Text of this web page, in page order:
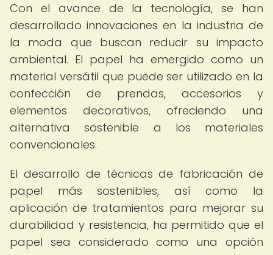
Con el avance de la tecnología, se han
desarrollado innovaciones en la industria de
la moda que buscan reducir su impacto
ambiental. El papel ha emergido como un
material versátil que puede ser utilizado en la
confección de prendas, accesorios y
elementos decorativos, ofreciendo una
alternativa sostenible a los materiales
convencionales.
El desarrollo de técnicas de fabricación de
papel más sostenibles, así como la
aplicación de tratamientos para mejorar su
durabilidad y resistencia, ha permitido que el
papel sea considerado como una opción